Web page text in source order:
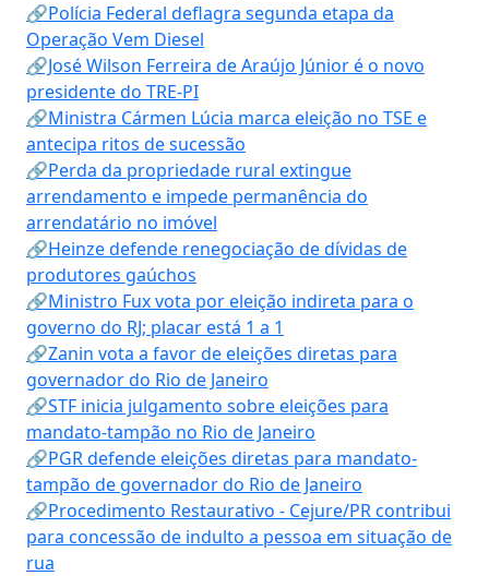
🔗Polícia Federal deflagra segunda etapa da
Operação Vem Diesel
🔗José Wilson Ferreira de Araújo Júnior é o novo
presidente do TRE-PI
🔗Ministra Cármen Lúcia marca eleição no TSE e
antecipa ritos de sucessão
🔗Perda da propriedade rural extingue
arrendamento e impede permanência do
arrendatário no imóvel
🔗Heinze defende renegociação de dívidas de
produtores gaúchos
🔗Ministro Fux vota por eleição indireta para o
governo do RJ; placar está 1 a 1
🔗Zanin vota a favor de eleições diretas para
governador do Rio de Janeiro
🔗STF inicia julgamento sobre eleições para
mandato-tampão no Rio de Janeiro
🔗PGR defende eleições diretas para mandato-
tampão de governador do Rio de Janeiro
🔗Procedimento Restaurativo - Cejure/PR contribui
para concessão de indulto a pessoa em situação de
rua